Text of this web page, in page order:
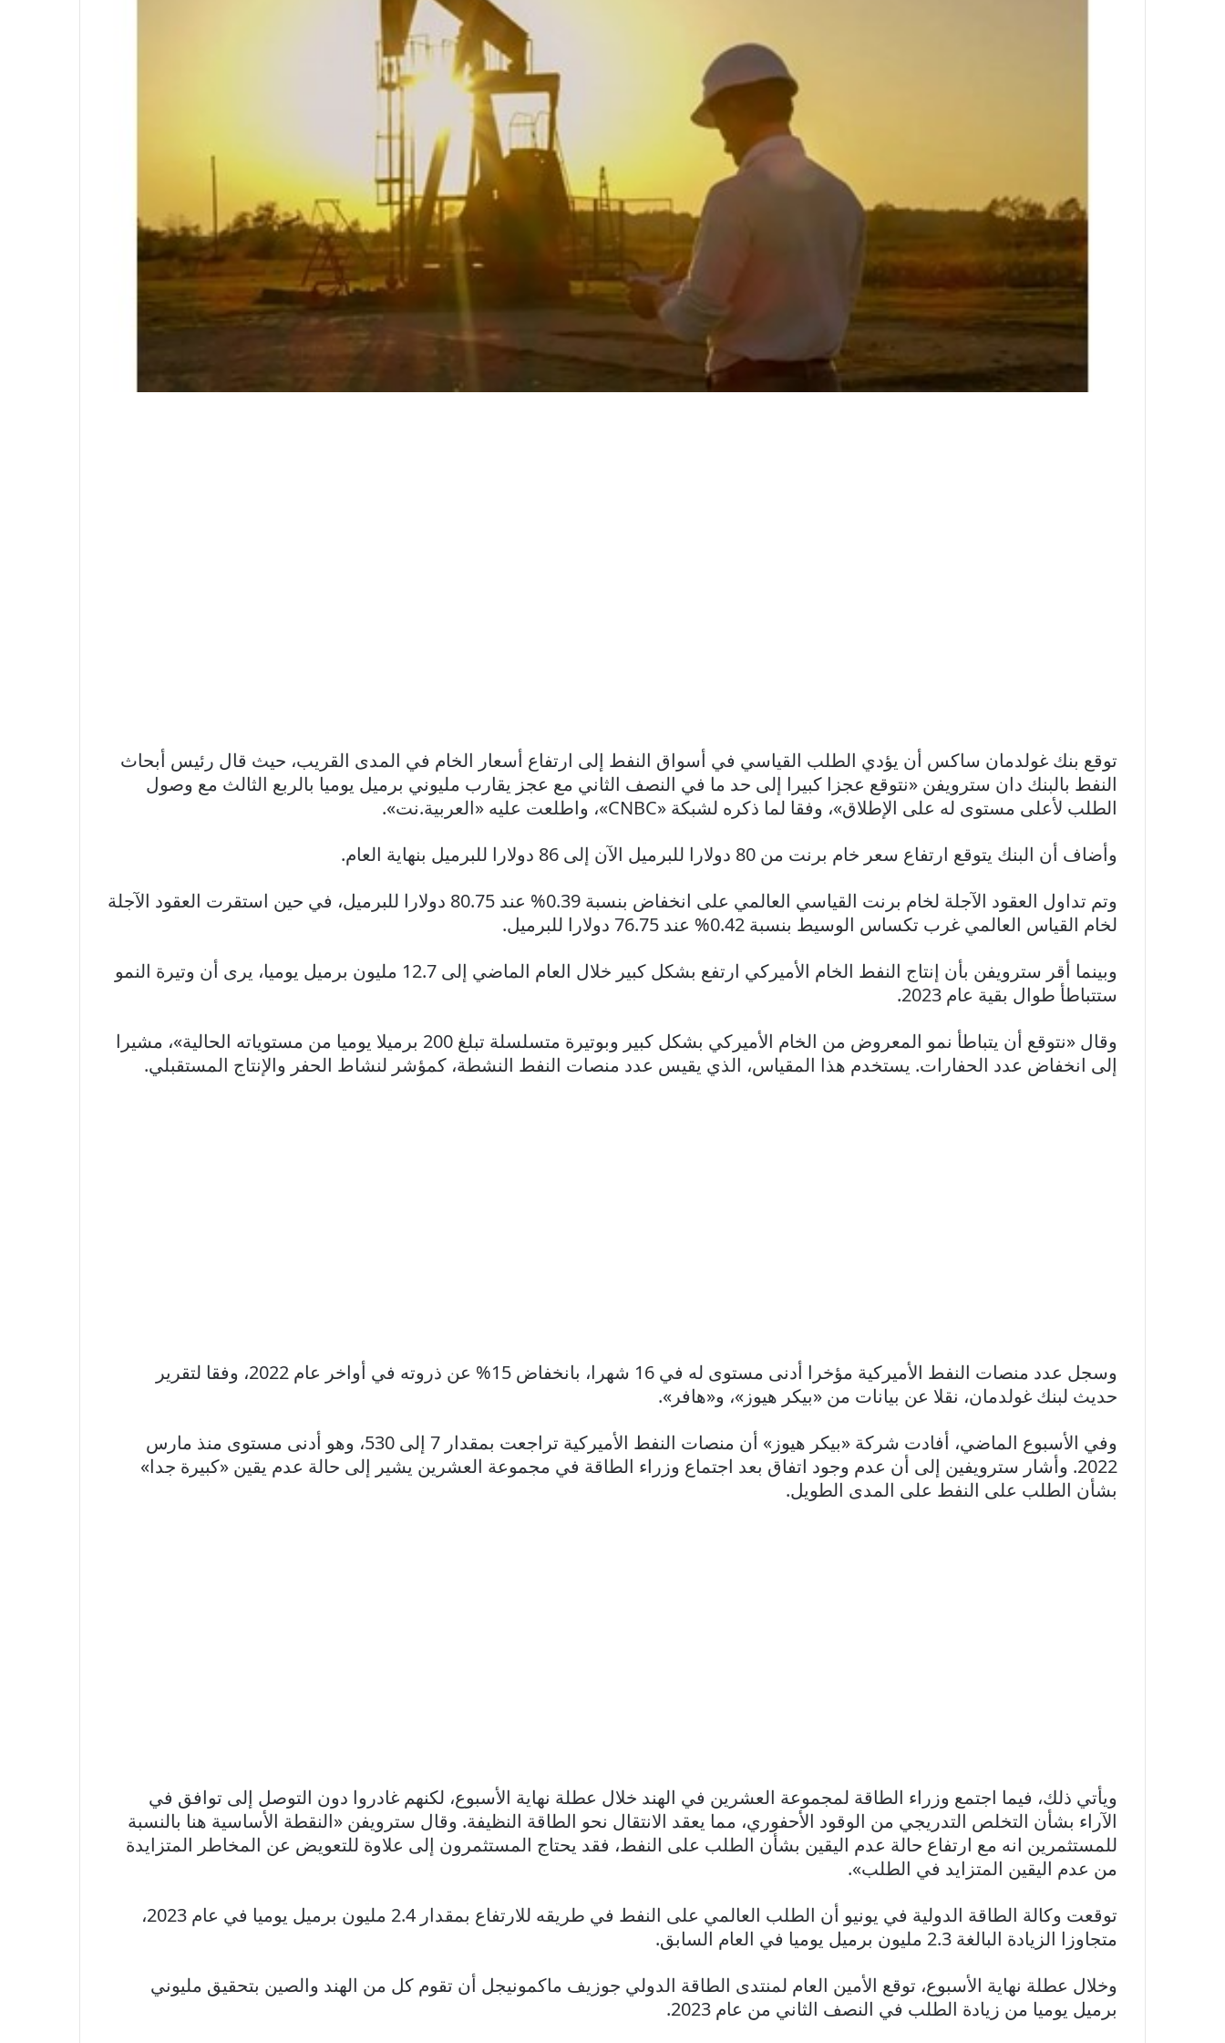
توقع بنك غولدمان ساكس أن يؤدي الطلب القياسي في أسواق النفط إلى ارتفاع أسعار الخام في المدى القريب، حيث قال رئيس أبحاث
النفط بالبنك دان سترويفن «نتوقع عجزا كبيرا إلى حد ما في النصف الثاني مع عجز يقارب مليوني برميل يوميا بالربع الثالث مع وصول
الطلب لأعلى مستوى له على الإطلاق»، وفقا لما ذكره لشبكة «CNBC»، واطلعت عليه «العربية.نت».
وأضاف أن البنك يتوقع ارتفاع سعر خام برنت من 80 دولارا للبرميل الآن إلى 86 دولارا للبرميل بنهاية العام.
وتم تداول العقود الآجلة لخام برنت القياسي العالمي على انخفاض بنسبة 0.39% عند 80.75 دولارا للبرميل، في حين استقرت العقود الآجلة
لخام القياس العالمي غرب تكساس الوسيط بنسبة 0.42% عند 76.75 دولارا للبرميل.
وبينما أقر سترويفن بأن إنتاج النفط الخام الأميركي ارتفع بشكل كبير خلال العام الماضي إلى 12.7 مليون برميل يوميا، يرى أن وتيرة النمو
ستتباطأ طوال بقية عام 2023.
وقال «نتوقع أن يتباطأ نمو المعروض من الخام الأميركي بشكل كبير وبوتيرة متسلسلة تبلغ 200 برميلا يوميا من مستوياته الحالية»، مشيرا
إلى انخفاض عدد الحفارات. يستخدم هذا المقياس، الذي يقيس عدد منصات النفط النشطة، كمؤشر لنشاط الحفر والإنتاج المستقبلي.
وسجل عدد منصات النفط الأميركية مؤخرا أدنى مستوى له في 16 شهرا، بانخفاض 15% عن ذروته في أواخر عام 2022، وفقا لتقرير
حديث لبنك غولدمان، نقلا عن بيانات من «بيكر هيوز»، و«هافر».
وفي الأسبوع الماضي، أفادت شركة «بيكر هيوز» أن منصات النفط الأميركية تراجعت بمقدار 7 إلى 530، وهو أدنى مستوى منذ مارس
2022. وأشار سترويفين إلى أن عدم وجود اتفاق بعد اجتماع وزراء الطاقة في مجموعة العشرين يشير إلى حالة عدم يقين «كبيرة جدا»
بشأن الطلب على النفط على المدى الطويل.
ويأتي ذلك، فيما اجتمع وزراء الطاقة لمجموعة العشرين في الهند خلال عطلة نهاية الأسبوع، لكنهم غادروا دون التوصل إلى توافق في
الآراء بشأن التخلص التدريجي من الوقود الأحفوري، مما يعقد الانتقال نحو الطاقة النظيفة. وقال سترويفن «النقطة الأساسية هنا بالنسبة
للمستثمرين انه مع ارتفاع حالة عدم اليقين بشأن الطلب على النفط، فقد يحتاج المستثمرون إلى علاوة للتعويض عن المخاطر المتزايدة
من عدم اليقين المتزايد في الطلب».
توقعت وكالة الطاقة الدولية في يونيو أن الطلب العالمي على النفط في طريقه للارتفاع بمقدار 2.4 مليون برميل يوميا في عام 2023،
متجاوزا الزيادة البالغة 2.3 مليون برميل يوميا في العام السابق.
وخلال عطلة نهاية الأسبوع، توقع الأمين العام لمنتدى الطاقة الدولي جوزيف ماكمونيجل أن تقوم كل من الهند والصين بتحقيق مليوني
برميل يوميا من زيادة الطلب في النصف الثاني من عام 2023.